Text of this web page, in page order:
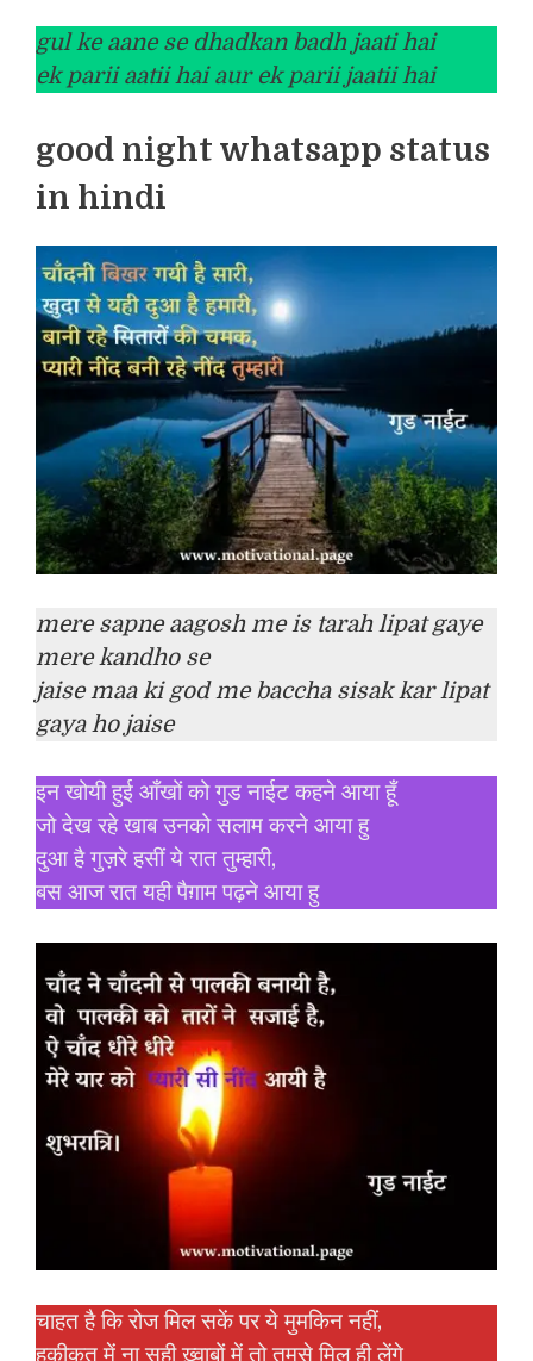
gul ke aane se dhadkan badh jaati hai
ek parii aatii hai aur ek parii jaatii hai
good night whatsapp status
in hindi
mere sapne aagosh me is tarah lipat gaye
mere kandho se
jaise maa ki god me baccha sisak kar lipat
gaya ho jaise
इन खोयी हुई आँखों को गुड नाईट कहने आया हूँ
जो देख रहे खाब उनको सलाम करने आया हु
दुआ है गुज़रे हसीं ये रात तुम्हारी,
बस आज रात यही पैग़ाम पढ़ने आया हु
चाहत है कि रोज मिल सकें पर ये मुमकिन नहीं,
हक़ीक़त में ना सही ख़्वाबों में तो तुमसे मिल ही लेंगे